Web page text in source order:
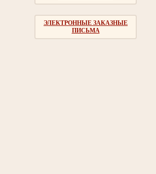
ЭЛЕКТРОННЫЕ ЗАКАЗНЫЕ
ПИСЬМА